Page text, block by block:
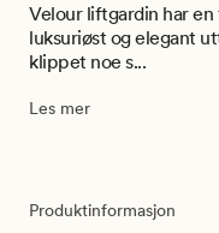
Velour liftgardin har
luksuriøst og elegant
klippet noe s...
Les mer
Produktinformasjon